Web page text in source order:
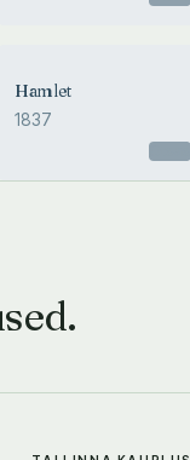
Hamlet
1837